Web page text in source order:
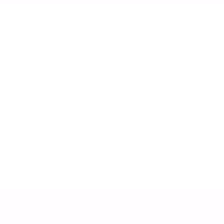
przy ładowaniu auta
więcej właścicieli domów jednorodzinnych decyduje się na